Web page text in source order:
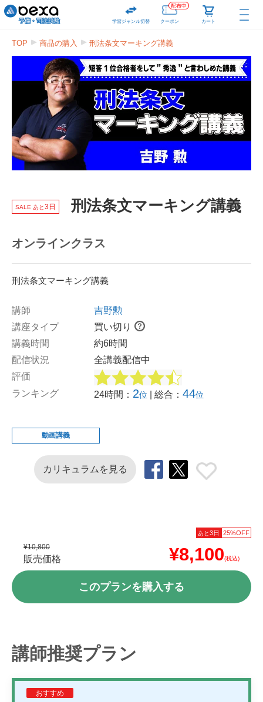
学習ジャンル切替 クーポン
配布中
カート
TOP 商品の購入 刑法条文マーキング講義
SALE あと3日 刑法条文マーキング講義
オンラインクラス
刑法条文マーキング講義
講師
吉野勲
講座タイプ
買い切り
講義時間
約6時間
配信状況
全講義配信中
評価
ランキング
24時間： 2位 | 総合： 44位
動画講義
カリキュラムを見る
あと3日 25%OFF
¥10,800
販売価格 ¥8,100(税込)
このプランを購入する
講師推奨プラン
おすすめ